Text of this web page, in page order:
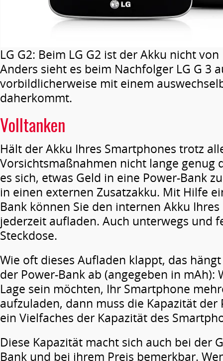
LG G2: Beim LG G2 ist der Akku nicht
Anders sieht es beim Nachfolger LG G 3
vorbildlicherweise mit einem
daherkommt.
Volltanken
Hält der Akku Ihres Smartphones trotz
Vorsichtsmaßnahmen nicht lange genug
es sich, etwas Geld in eine Power-Bank
in einen externen Zusatzakku. Mit Hilfe
Bank können Sie den internen Akku
jederzeit aufladen. Auch unterwegs und
Steckdose.
Wie oft dieses Aufladen klappt, das
der Power-Bank ab (angegeben in mAh):
Lage sein möchten, Ihr Smartphone
aufzuladen, dann muss die Kapazität der
ein Vielfaches der Kapazität des
Diese Kapazität macht sich auch bei der
Bank und bei ihrem Preis bemerkbar.